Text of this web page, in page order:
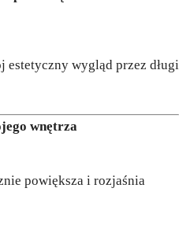
estetyczny wygląd przez długi
wnętrza
powiększa i rozjaśnia